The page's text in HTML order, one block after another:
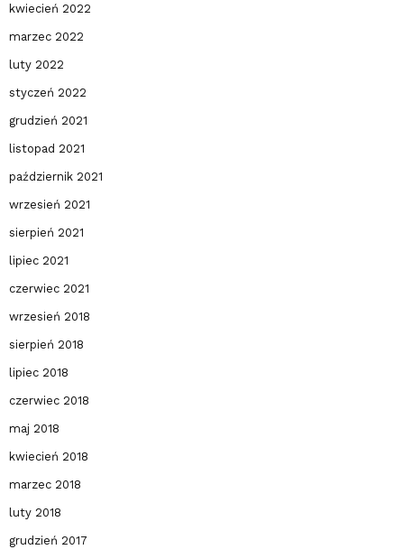
kwiecień 2022
marzec 2022
luty 2022
styczeń 2022
grudzień 2021
listopad 2021
październik 2021
wrzesień 2021
sierpień 2021
lipiec 2021
czerwiec 2021
wrzesień 2018
sierpień 2018
lipiec 2018
czerwiec 2018
maj 2018
kwiecień 2018
marzec 2018
luty 2018
grudzień 2017